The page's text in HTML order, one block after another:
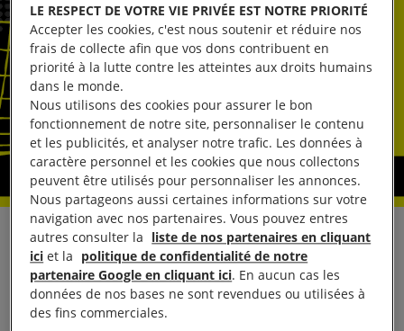
La plus haute juridiction française en formation
plénière vient de valider que les immunités
fonctionnelles pour les crimes de génocide, crimes
de guerre et crimes contre l’humanité ne peuvent
LE RESPECT DE VOTRE VIE PRIVÉE EST NOTRE PRIORITÉ
Accepter les cookies, c'est nous soutenir et réduire nos
frais de collecte afin que vos dons contribuent en
priorité à la lutte contre les atteintes aux droits humains
dans le monde.
Nous utilisons des cookies pour assurer le bon
fonctionnement de notre site, personnaliser le contenu
et les publicités, et analyser notre trafic. Les données à
caractère personnel et les cookies que nous collectons
peuvent être utilisés pour personnaliser les annonces.
Nous partageons aussi certaines informations sur votre
navigation avec nos partenaires. Vous pouvez entres
autres consulter la liste de nos partenaires en cliquant
ici et la politique de confidentialité de notre
partenaire Google en cliquant ici. En aucun cas les
données de nos bases ne sont revendues ou utilisées à
des fins commerciales.